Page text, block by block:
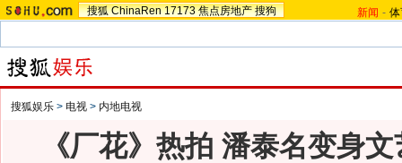
搜狐 ChinaRen 17173 焦点房地产 搜狗 新闻 -
搜狐娱乐 > 电视 > 内地电视
《厂花》热拍 潘泰名变身